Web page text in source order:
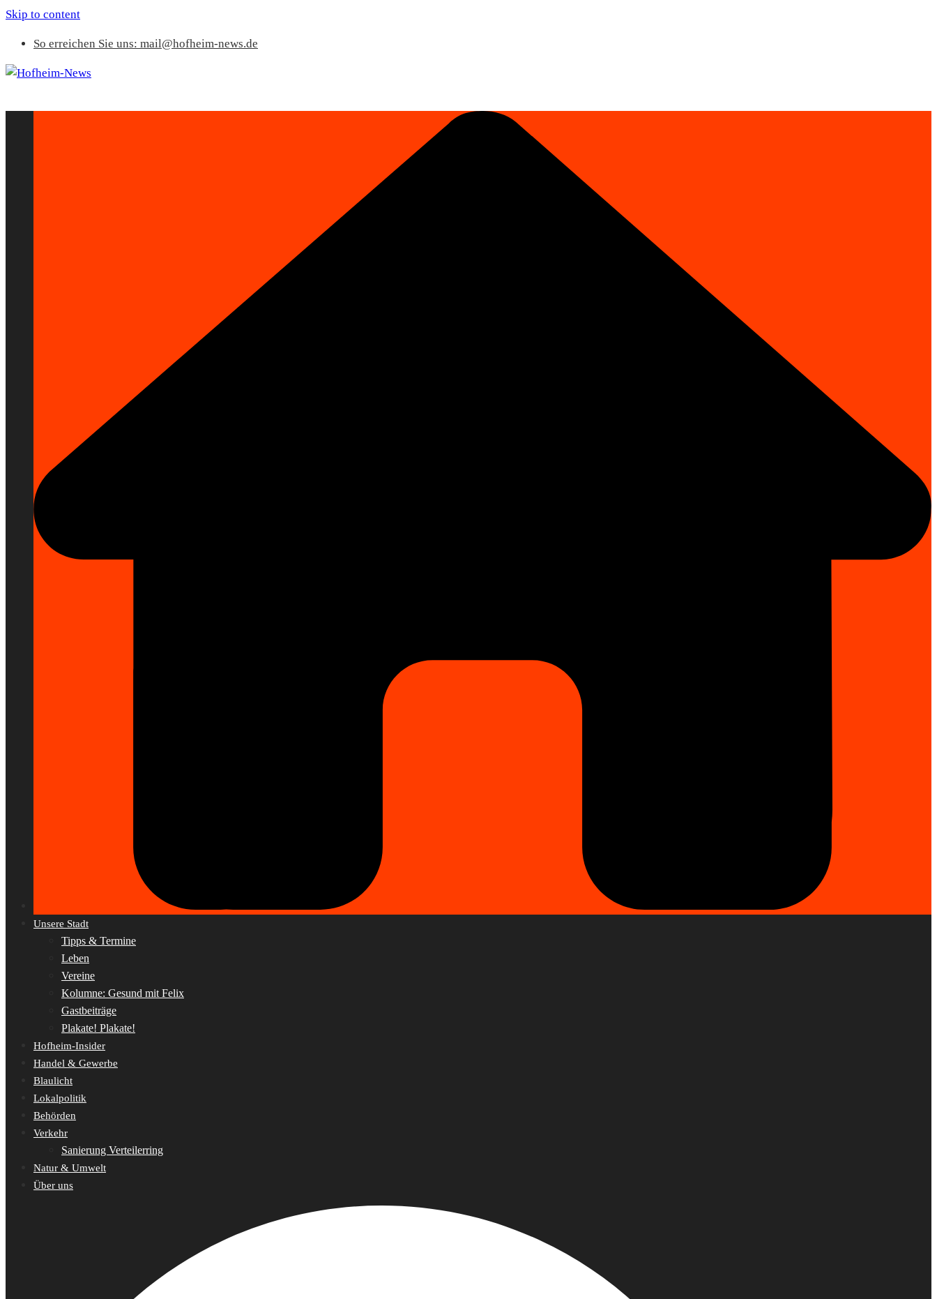
Skip to content
So erreichen Sie uns: mail@hofheim-news.de
Unsere Stadt
Tipps & Termine
Leben
Vereine
Kolumne: Gesund mit Felix
Gastbeiträge
Plakate! Plakate!
Hofheim-Insider
Handel & Gewerbe
Blaulicht
Lokalpolitik
Behörden
Verkehr
Sanierung Verteilerring
Natur & Umwelt
Über uns